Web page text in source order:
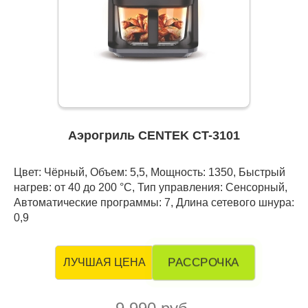
Аэрогриль CENTEK CT-3101
Цвет: Чёрный, Объем: 5,5, Мощность: 1350, Быстрый
нагрев: от 40 до 200 °С, Тип управления: Сенсорный,
Автоматические программы: 7, Длина сетевого шнура:
0,9
ЛУЧШАЯ ЦЕНА РАССРОЧКА